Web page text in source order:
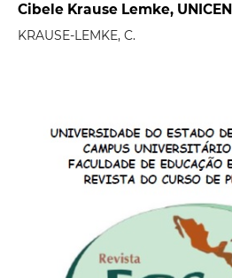
Cibele Krause Lemke,
KRAUSE-LEMKE, C.